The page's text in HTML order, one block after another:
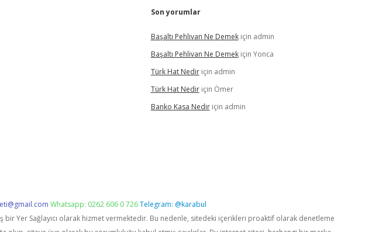
Son yorumlar
Başaltı Pehlivan Ne Demekiçin admin
Başaltı Pehlivan Ne Demekiçin Yonca
Türk Hat Nediriçin admin
Türk Hat Nediriçin Ömer
Banko Kasa Nediriçin admin
Whatsapp: 0262 606 0 726Telegram: @karabul
bir Yer Sağlayıcı olarak hizmet vermektedir. Bu nedenle, sitedeki içerikleri proaktif olarak denetleme